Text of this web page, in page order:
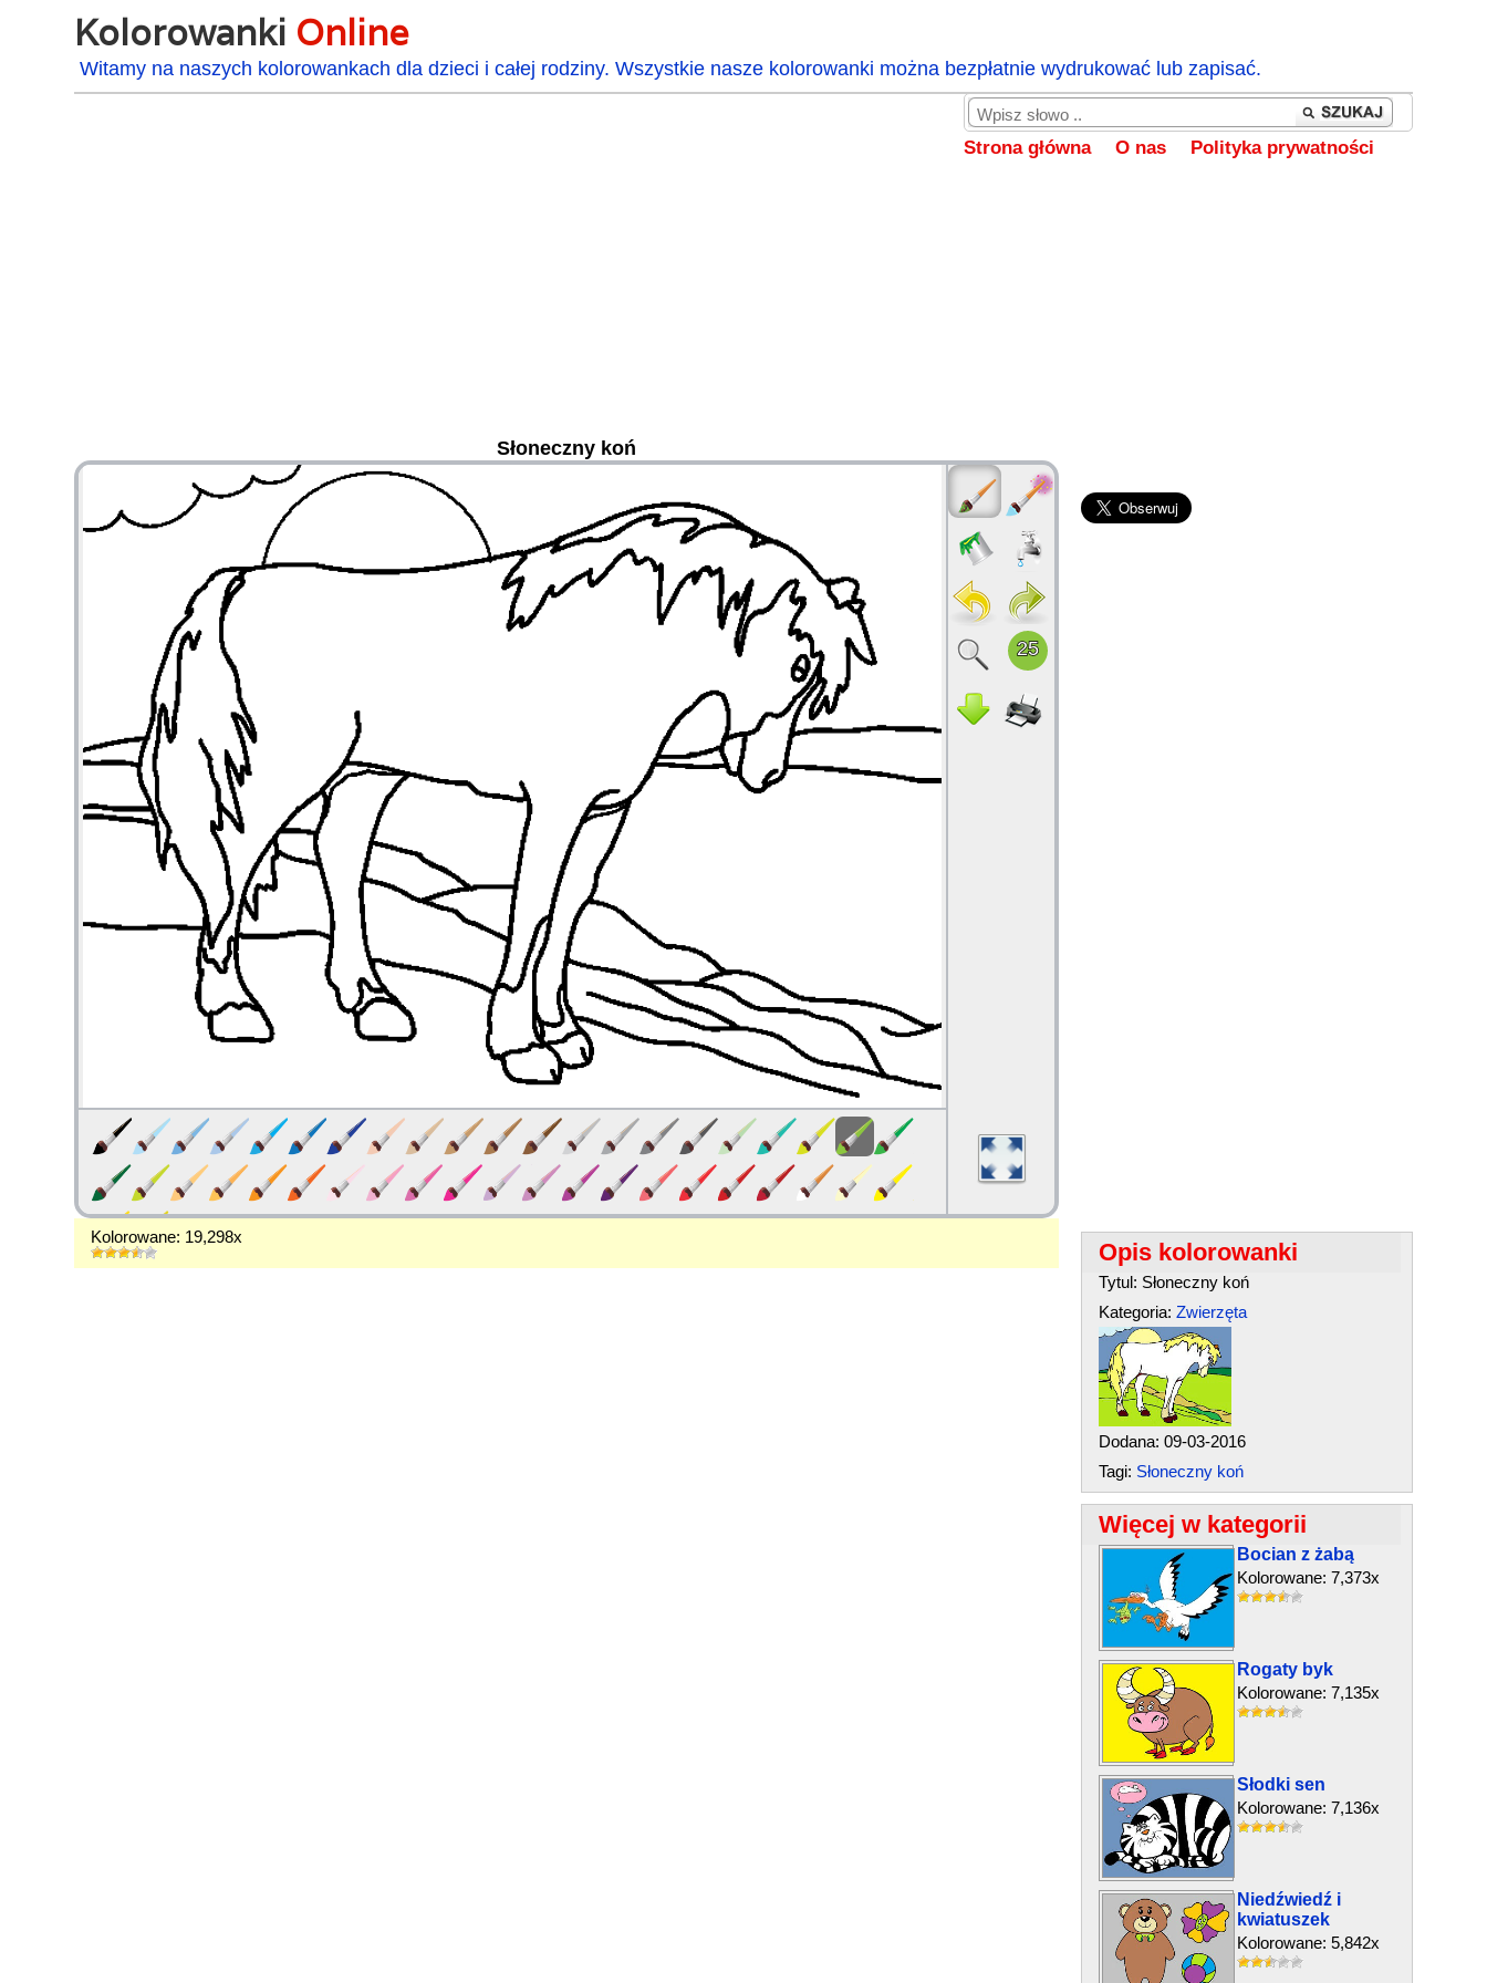
Kolorowanki Online
Witamy na naszych kolorowankach dla dzieci i całej rodziny. Wszystkie nasze kolorowanki można bezpłatnie wydrukować lub zapisać.
Strona główna O nas Polityka prywatności
Słoneczny koń
Kolorowane: 19,298x
Opis kolorowanki
Tytul: Słoneczny koń
Kategoria: Zwierzęta
Dodana: 09-03-2016
Tagi: Słoneczny koń
Więcej w kategorii
Bocian z żabą
Kolorowane: 7,373x
Rogaty byk
Kolorowane: 7,135x
Słodki sen
Kolorowane: 7,136x
Niedźwiedź i
kwiatuszek
Kolorowane: 5,842x